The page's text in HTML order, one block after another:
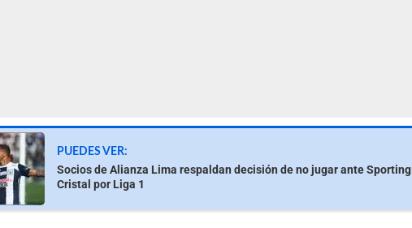
PUEDES VER:
Socios de Alianza Lima respaldan decisión de no jugar ante Sporting
Cristal por Liga 1